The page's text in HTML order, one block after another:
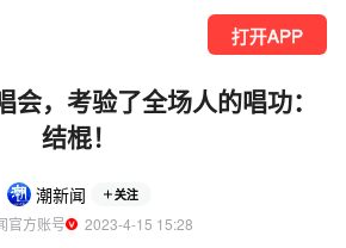
打开APP
会，考验了全场人的唱功：
结棍！
潮新闻 关注
官方账号
  2023-4-15 15:28